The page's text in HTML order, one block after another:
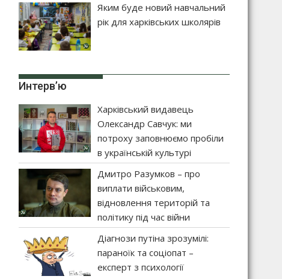
Яким буде новий навчальний
рік для харківських школярів
Интерв’ю
Харківський видавець
Олександр Савчук: ми
потроху заповнюємо пробіли
в українській культурі
Дмитро Разумков – про
виплати військовим,
відновлення територій та
політику під час війни
Діагнози путіна зрозумілі:
параноїк та соціопат –
експерт з психології